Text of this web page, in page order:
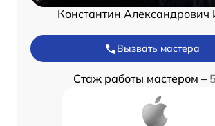
Константин Александрович
Вызвать мастера
Стаж работы мастером –